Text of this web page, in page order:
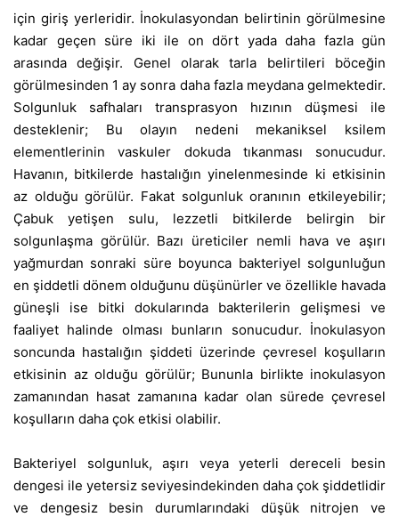
için giriş yerleridir. İnokulasyondan belirtinin görülmesine
kadar geçen süre iki ile on dört yada daha fazla gün
arasında değişir. Genel olarak tarla belirtileri böceğin
görülmesinden 1 ay sonra daha fazla meydana gelmektedir.
Solgunluk safhaları transprasyon hızının düşmesi ile
desteklenir; Bu olayın nedeni mekaniksel ksilem
elementlerinin vaskuler dokuda tıkanması sonucudur.
Havanın, bitkilerde hastalığın yinelenmesinde ki etkisinin
az olduğu görülür. Fakat solgunluk oranının etkileyebilir;
Çabuk yetişen sulu, lezzetli bitkilerde belirgin bir
solgunlaşma görülür. Bazı üreticiler nemli hava ve aşırı
yağmurdan sonraki süre boyunca bakteriyel solgunluğun
en şiddetli dönem olduğunu düşünürler ve özellikle havada
güneşli ise bitki dokularında bakterilerin gelişmesi ve
faaliyet halinde olması bunların sonucudur. İnokulasyon
soncunda hastalığın şiddeti üzerinde çevresel koşulların
etkisinin az olduğu görülür; Bununla birlikte inokulasyon
zamanından hasat zamanına kadar olan sürede çevresel
koşulların daha çok etkisi olabilir.
Bakteriyel solgunluk, aşırı veya yeterli dereceli besin
dengesi ile yetersiz seviyesindekinden daha çok şiddetlidir
ve dengesiz besin durumlarındaki düşük nitrojen ve